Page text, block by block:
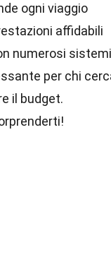
ogni viaggio
affidabili
numerosi sistemi
per chi
il budget.